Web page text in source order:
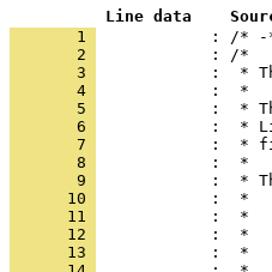
Line data
       1
: /*
       2
       3
       4
       5
       6
       7
       8
       9
      10
      11
      12
      13